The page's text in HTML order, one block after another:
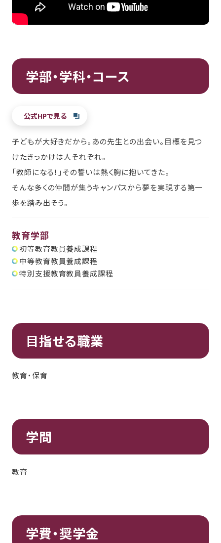
学部・学科・コース
公式HPで見る
子どもが大好きだから。あの先生との出会い。目標を見つ
けたきっかけは人それぞれ。
「教師になる！」その誓いは熱く胸に抱いてきた。
そんな多くの仲間が集うキャンパスから夢を実現する第一
歩を踏み出そう。
教育学部
初等教育教員養成課程
中等教育教員養成課程
特別支援教育教員養成課程
目指せる職業
教育・保育
学問
教育
学費・奨学金